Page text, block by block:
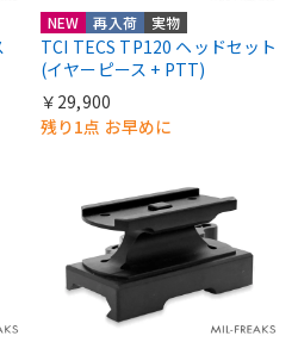
NEW 再入荷 実物
TCI TECS TP120 ヘッドセット
(イヤーピース + PTT)
￥29,900
残り1点 お早めに